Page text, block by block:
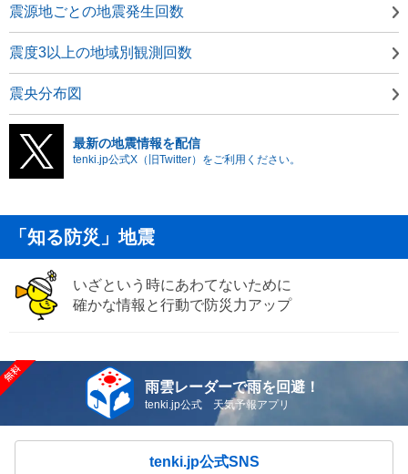
震源地ごとの地震発生回数
震度3以上の地域別観測回数
震央分布図
最新の地震情報を配信
tenki.jp公式X（旧Twitter）をご利用ください。
「知る防災」地震
いざという時にあわてないために
確かな情報と行動で防災力アップ
雨雲レーダーで雨を回避！
tenki.jp公式 天気予報アプリ
tenki.jp公式SNS